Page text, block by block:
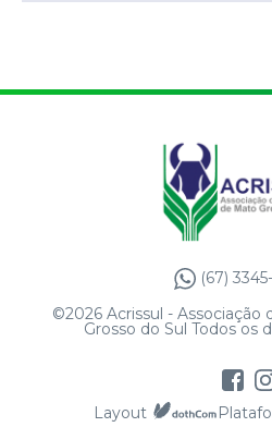
(67)
©2026 Acrissul - Associação
Grosso do Sul Todos os
Layout